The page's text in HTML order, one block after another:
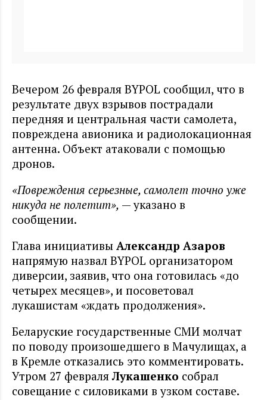
Вечером 26 февраля BYPOL сообщил, что в
результате двух взрывов пострадали
передняя и центральная части самолета,
повреждена авионика и радиолокационная
антенна. Объект атаковали с помощью
дронов.
«Повреждения серьезные, самолет точно уже
никуда не полетит», — указано в
сообщении.
Глава инициативы Александр Азаров
напрямую назвал BYPOL организатором
диверсии, заявив, что она готовилась «до
четырех месяцев», и посоветовал
лукашистам «ждать продолжения».
Беларуские государственные СМИ молчат
по поводу произошедшего в Мачулищах, а
в Кремле отказались это комментировать.
Утром 27 февраляЛукашенко собрал
совещание с силовиками в узком составе.